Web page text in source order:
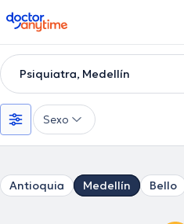
doctoranytime
Psiquiatra, Medellín
Sexo
Antioquia Medellín Bello